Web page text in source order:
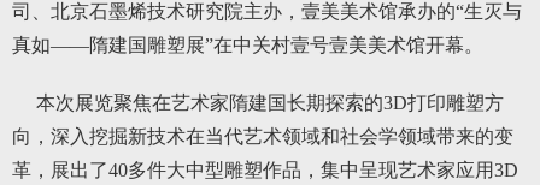
司、北京石墨烯技术研究院主办，壹美美术馆承办的“生灭与
真如——隋建国雕塑展”在中关村壹号壹美美术馆开幕。
本次展览聚焦在艺术家隋建国长期探索的3D打印雕塑方
向，深入挖掘新技术在当代艺术领域和社会学领域带来的变
革，展出了40多件大中型雕塑作品，集中呈现艺术家应用3D